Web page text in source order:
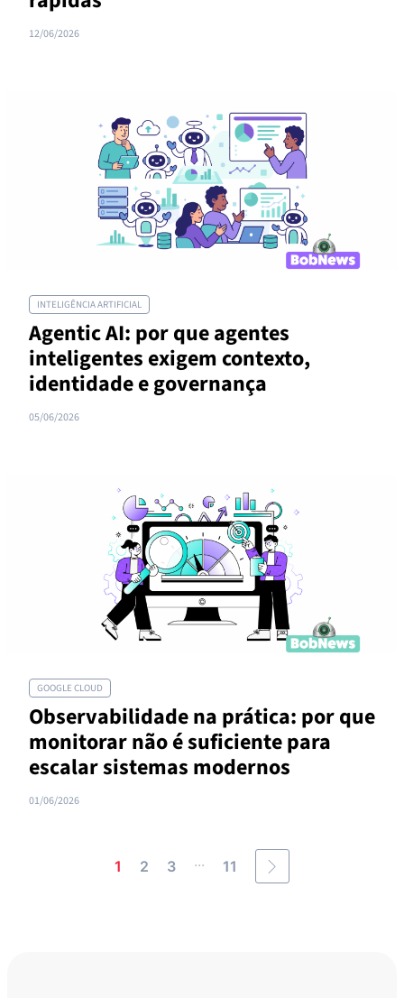
12/06/2026
INTELIGÊNCIA ARTIFICIAL
Agentic AI: por que agentes
inteligentes exigem contexto,
identidade e governança
05/06/2026
GOOGLE CLOUD
Observabilidade na prática: por que
monitorar não é suficiente para
escalar sistemas modernos
01/06/2026
1 2 3 ... 11